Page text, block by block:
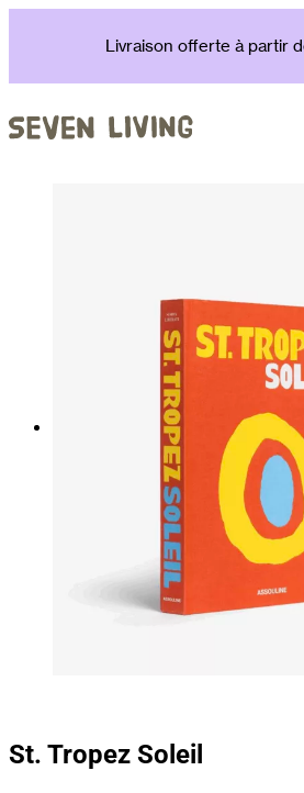
Livraison offerte à partir
St. Tropez Soleil